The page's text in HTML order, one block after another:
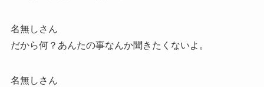
名無しさん
だから何？あんたの事なんか聞きたくないよ。
名無しさん